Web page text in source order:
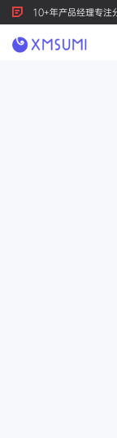
10+年产品经理专
产品创新，按